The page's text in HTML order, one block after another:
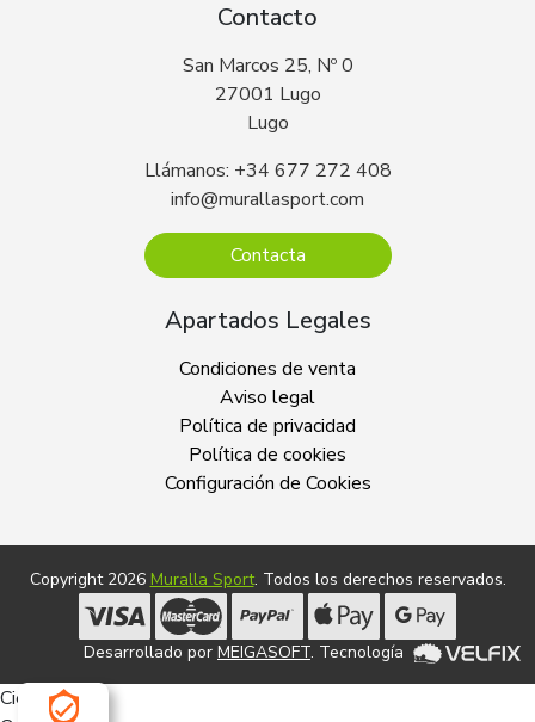
Contacto
San Marcos 25, Nº 0
27001 Lugo
Lugo
Llámanos: +34 677 272 408
info@murallasport.com
Contacta
Apartados Legales
Condiciones de venta
Aviso legal
Política de privacidad
Política de cookies
Configuración de Cookies
Copyright 2026 Muralla Sport. Todos los derechos reservados.
Desarrollado por MEIGASOFT. Tecnología
Cierra